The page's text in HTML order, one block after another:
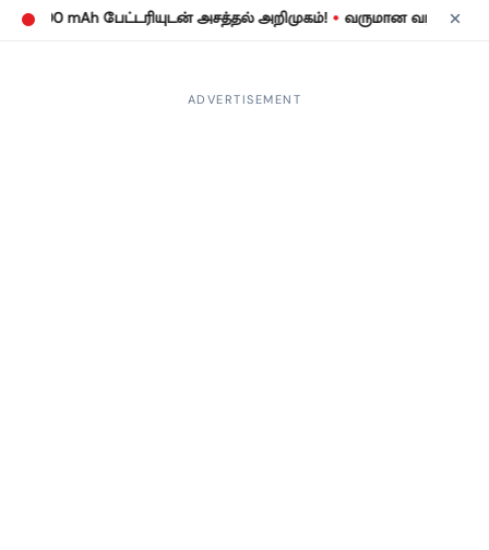
mAh பேட்டரியுடன் அசத்தல் அறிமுகம்! • வருமான வரிக் கணக்குத்
ADVERTISEMENT